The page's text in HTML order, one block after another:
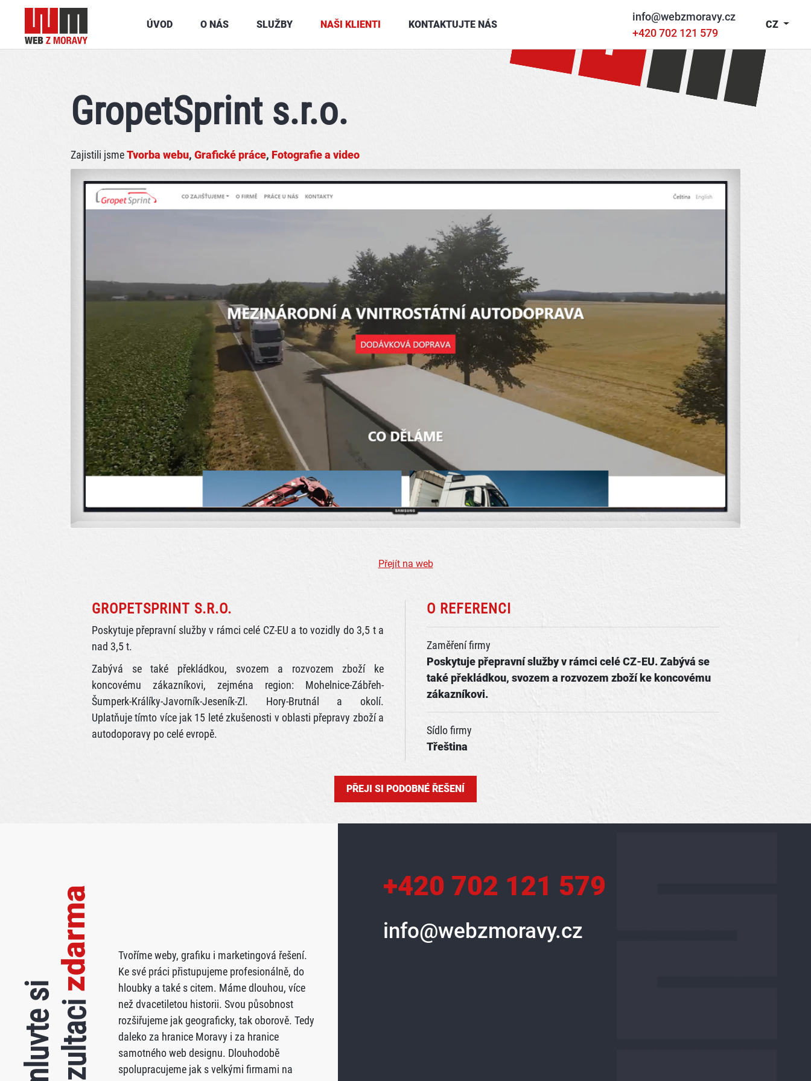
ÚVOD O NÁS SLUŽBY NAŠI KLIENTI KONTAKTUJTE NÁS
info@webzmoravy.cz
+420 702 121 579
CZ
GropetSprint s.r.o.
Zajistili jsmeTvorba webu, Grafické práce, Fotografie a video
Přejít na web
GROPETSPRINT S.R.O.
Poskytuje přepravní služby v rámci celé CZ-EU a to vozidly do 3,5 t a
nad 3,5 t.
Zabývá se také překládkou, svozem a rozvozem zboží ke
koncovému zákazníkovi, zejména region: Mohelnice-Zábřeh-
Šumperk-Králíky-Javorník-Jeseník-Zl. Hory-Brutnál a okolí.
Uplatňuje tímto více jak 15 leté zkušenosti v oblasti přepravy zboží a
autodoporavy po celé evropě.
O REFERENCI
Zaměření firmy
Poskytuje přepravní služby v rámci celé CZ-EU. Zabývá se
také překládkou, svozem a rozvozem zboží ke koncovému
zákazníkovi.
Sídlo firmy
Třeština
PŘEJI SI PODOBNÉ ŘEŠENÍ
zdarma
Tvoříme weby, grafiku i marketingová řešení.
Ke své práci přistupujeme profesionálně, do
hloubky a také s citem. Máme dlouhou, více
než dvacetiletou historii. Svou působnost
rozšiřujeme jak geograficky, tak oborově. Tedy
daleko za hranice Moravy i za hranice
samotného web designu. Dlouhodobě
spolupracujeme jak s velkými firmami na
+420 702 121 579
info@webzmoravy.cz